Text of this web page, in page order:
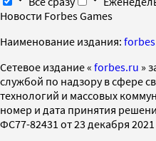
Новости Forbes Games
Наименование издания:
Cетевое издание « forbes.ru »
службой по надзору в сфере
технологий и массовых
номер и дата принятия
ФС77-82431 от 23 декабря 2021